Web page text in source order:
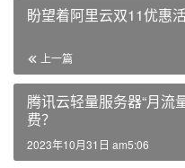
盼望着阿里云双11优惠
上一篇
腾讯云轻量服务器“月流
费？
2023年10月31日 am5:06